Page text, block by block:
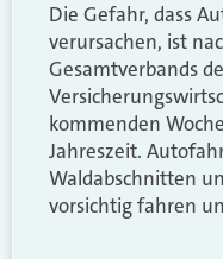
Die Gefahr, dass
verursachen, ist
Gesamtverbands
kommenden
Jahreszeit.
Waldabschnitten
vorsichtig fahren